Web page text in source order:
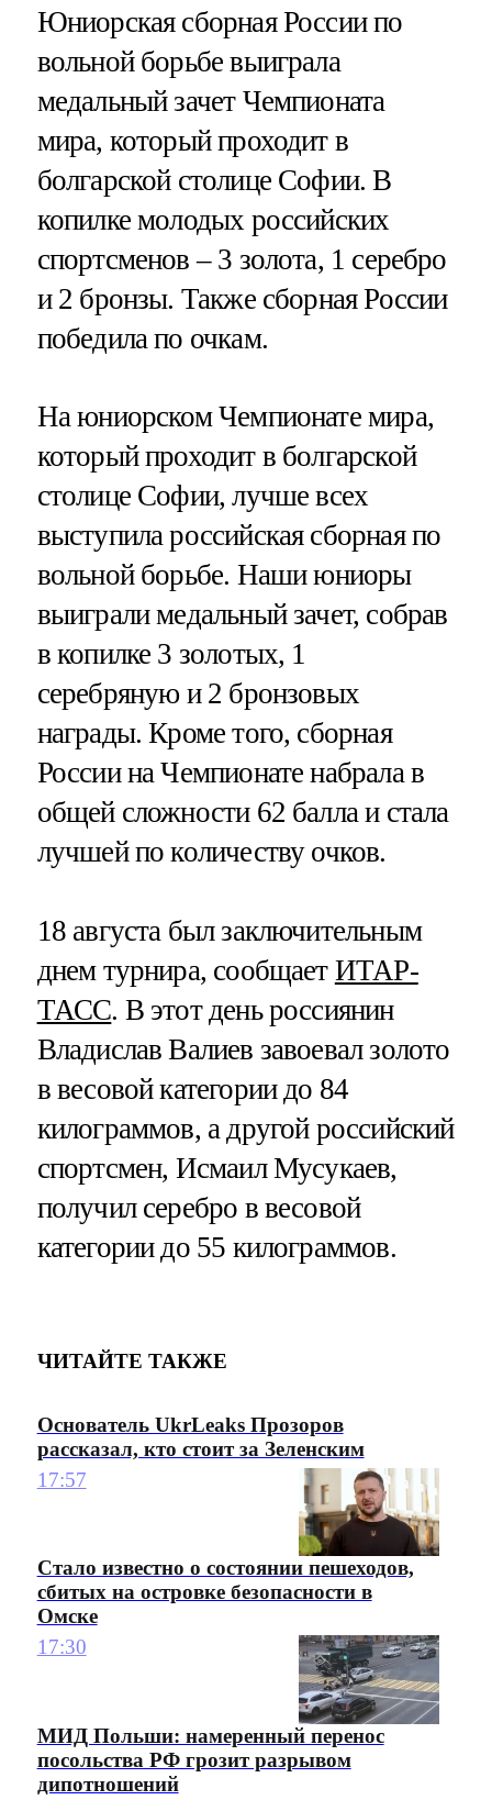
Юниорская сборная России по
вольной борьбе выиграла
медальный зачет Чемпионата
мира, который проходит в
болгарской столице Софии. В
копилке молодых российских
спортсменов – 3 золота, 1 серебро
и 2 бронзы. Также сборная России
победила по очкам.
На юниорском Чемпионате мира,
который проходит в болгарской
столице Софии, лучше всех
выступила российская сборная по
вольной борьбе. Наши юниоры
выиграли медальный зачет, собрав
в копилке 3 золотых, 1
серебряную и 2 бронзовых
награды. Кроме того, сборная
России на Чемпионате набрала в
общей сложности 62 балла и стала
лучшей по количеству очков.
18 августа был заключительным
днем турнира, сообщает ИТАР-
ТАСС. В этот день россиянин
Владислав Валиев завоевал золото
в весовой категории до 84
килограммов, а другой российский
спортсмен, Исмаил Мусукаев,
получил серебро в весовой
категории до 55 килограммов.
ЧИТАЙТЕ ТАКЖЕ
Основатель UkrLeaks Прозоров
рассказал, кто стоит за Зеленским
17:57
Стало известно о состоянии пешеходов,
сбитых на островке безопасности в
Омске
17:30
МИД Польши: намеренный перенос
посольства РФ грозит разрывом
дипотношений